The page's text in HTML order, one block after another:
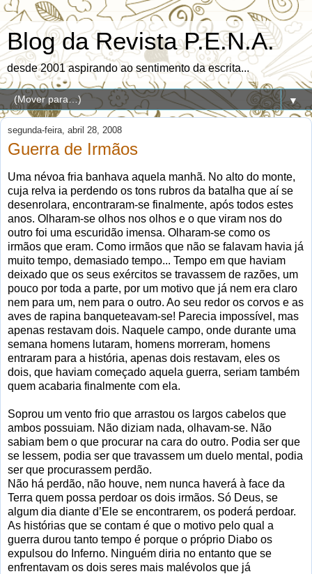
Blog da Revista P.E.N.A.
desde 2001 aspirando ao sentimento da escrita...
▼
segunda-feira, abril 28, 2008
Guerra de Irmãos
Uma névoa fria banhava aquela manhã. No alto do monte,
cuja relva ia perdendo os tons rubros da batalha que aí se
desenrolara, encontraram-se finalmente, após todos estes
anos. Olharam-se olhos nos olhos e o que viram nos do
outro foi uma escuridão imensa. Olharam-se como os
irmãos que eram. Como irmãos que não se falavam havia já
muito tempo, demasiado tempo... Tempo em que haviam
deixado que os seus exércitos se travassem de razões, um
pouco por toda a parte, por um motivo que já nem era claro
nem para um, nem para o outro. Ao seu redor os corvos e as
aves de rapina banqueteavam-se! Parecia impossível, mas
apenas restavam dois. Naquele campo, onde durante uma
semana homens lutaram, homens morreram, homens
entraram para a história, apenas dois restavam, eles os
dois, que haviam começado aquela guerra, seriam também
quem acabaria finalmente com ela.
Soprou um vento frio que arrastou os largos cabelos que
ambos possuiam. Não diziam nada, olhavam-se. Não
sabiam bem o que procurar na cara do outro. Podia ser que
se lessem, podia ser que travassem um duelo mental, podia
ser que procurassem perdão.
Não há perdão, não houve, nem nunca haverá à face da
Terra quem possa perdoar os dois irmãos. Só Deus, se
algum dia diante d’Ele se encontrarem, os poderá perdoar.
As histórias que se contam é que o motivo pelo qual a
guerra durou tanto tempo é porque o próprio Diabo os
expulsou do Inferno. Ninguém diria no entanto que se
enfrentavam os dois seres mais malévolos que já